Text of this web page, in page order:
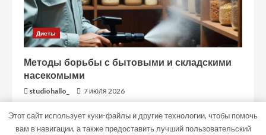
Диеты
Методы борьбы с бытовыми и складскими
насекомыми
studiohallo_ 7 июля 2026
Этот сайт использует куки-файлы и другие технологии, чтобы помочь
вам в навигации, а также предоставить лучший пользовательский